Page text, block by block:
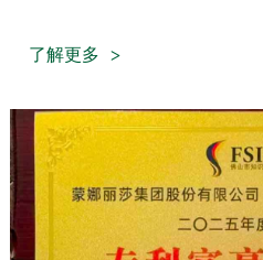
江雷、毛军发等10位院士及众
制造业的高质量发展路径。作
蒙娜丽莎集团受邀参展，全面
燃烧生产示范线研发的零碳新品
了解更多